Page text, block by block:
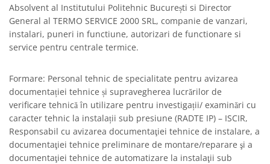
Absolvent al Institutului Politehnic București si Director
General al TERMO SERVICE 2000 SRL, companie de vanzari,
instalari, puneri in functiune, autorizari de functionare si
service pentru centrale termice.
Formare: Personal tehnic de specialitate pentru avizarea
documentației tehnice și supravegherea lucrărilor de
verificare tehnică în utilizare pentru investigații/ examinări cu
caracter tehnic la instalații sub presiune (RADTE IP) – ISCIR,
Responsabil cu avizarea documentaţiei tehnice de instalare, a
documentaţiei tehnice preliminare de montare/reparare şi a
documentaţiei tehnice de automatizare la instalaţii sub